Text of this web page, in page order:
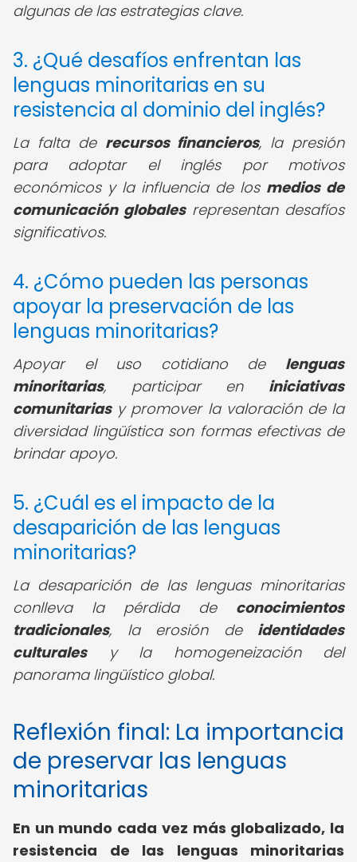
algunas de las estrategias clave.
3. ¿Qué desafíos enfrentan las
lenguas minoritarias en su
resistencia al dominio del inglés?
La falta de recursos financieros, la presión
para adoptar el inglés por motivos
económicos y la influencia de los medios de
comunicación globalesrepresentan desafíos
significativos.
4. ¿Cómo pueden las personas
apoyar la preservación de las
lenguas minoritarias?
Apoyar el uso cotidiano de lenguas
minoritarias, participar en iniciativas
comunitariasy promover la valoración de la
diversidad lingüística son formas efectivas de
brindar apoyo.
5. ¿Cuál es el impacto de la
desaparición de las lenguas
minoritarias?
La desaparición de las lenguas minoritarias
conlleva la pérdida de conocimientos
tradicionales, la erosión de identidades
culturalesy la homogeneización del
panorama lingüístico global.
Reflexión final: La importancia
de preservar las lenguas
minoritarias
En un mundo cada vez más globalizado, la
resistencia de las lenguas minoritarias